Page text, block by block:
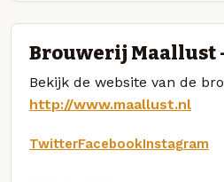
Brouwerij Maallust
Bekijk de website van de
http://www.maallust.nl
TwitterFacebookInstagram